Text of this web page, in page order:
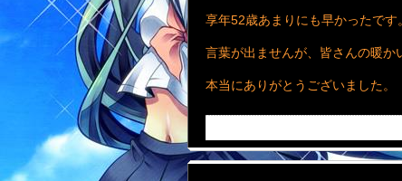
享年52歳あまりにも早かったです。
言葉が出ませんが、皆さんの暖か
本当にありがとうございました。